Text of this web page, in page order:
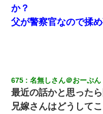
か？
父が警察官なので揉
675 名無しさん＠おーぷん
最近の話かと思った
兄嫁さんはどうして